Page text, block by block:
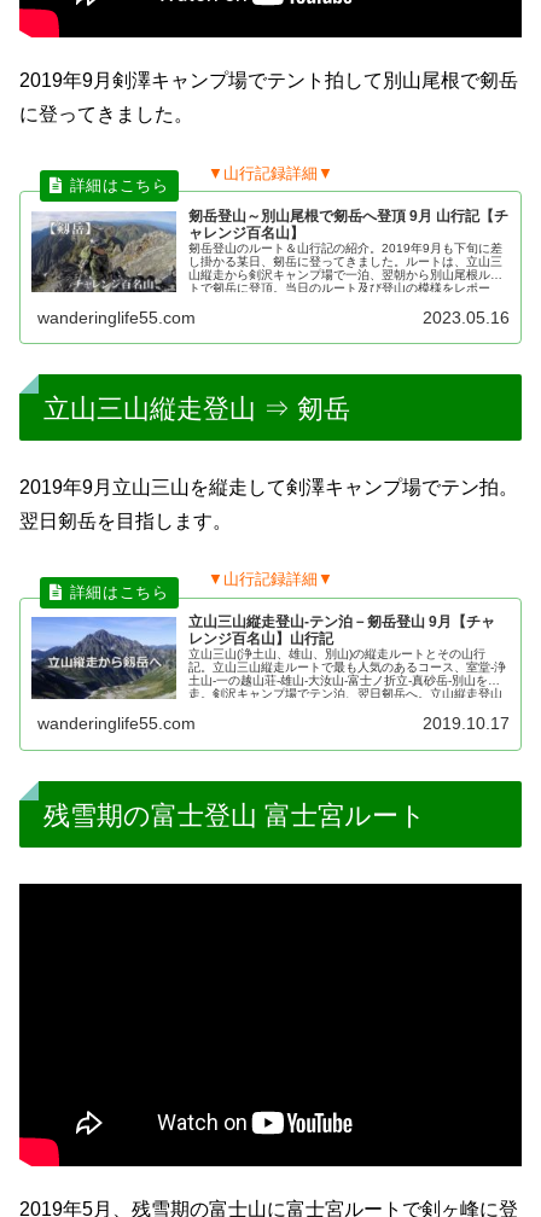
2019年9月剣澤キャンプ場でテント拍して別山尾根で剱岳
に登ってきました。
▼山行記録詳細▼
剱岳登山～別山尾根で剱岳へ登頂 9月 山行記【チ
ャレンジ百名山】
剱岳登山のルート＆山行記の紹介。2019年9月も下旬に差
し掛かる某日、剱岳に登ってきました。ルートは、立山三
山縦走から剣沢キャンプ場で一泊、翌朝から別山尾根ルー
トで剱岳に登頂。当日のルート及び登山の模様をレポー
wanderinglife55.com 2023.05.16
立山三山縦走登山 ⇒ 剱岳
2019年9月立山三山を縦走して剣澤キャンプ場でテン拍。
翌日剱岳を目指します。
▼山行記録詳細▼
立山三山縦走登山‐テン泊－剱岳登山 9月【チャ
レンジ百名山】山行記
立山三山(浄土山、雄山、別山)の縦走ルートとその山行
記。立山三山縦走ルートで最も人気のあるコース、室堂-浄
土山-一の越山荘-雄山-大汝山-富士ノ折立-真砂岳-別山を縦
走。剣沢キャンプ場でテン泊、翌日剱岳へ。立山縦走登山
wanderinglife55.com 2019.10.17
残雪期の富士登山 富士宮ルート
2019年5月、残雪期の富士山に富士宮ルートで剣ヶ峰に登